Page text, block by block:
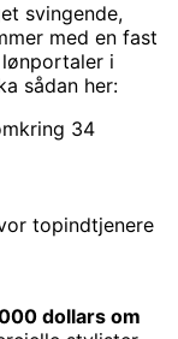
svingende,
med en fast
i
sådan her:
34
topindtjenere
dollars om